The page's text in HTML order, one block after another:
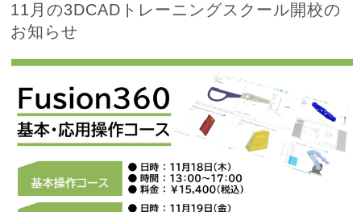
11月の3DCADトレーニングスクール開校の
お知らせ